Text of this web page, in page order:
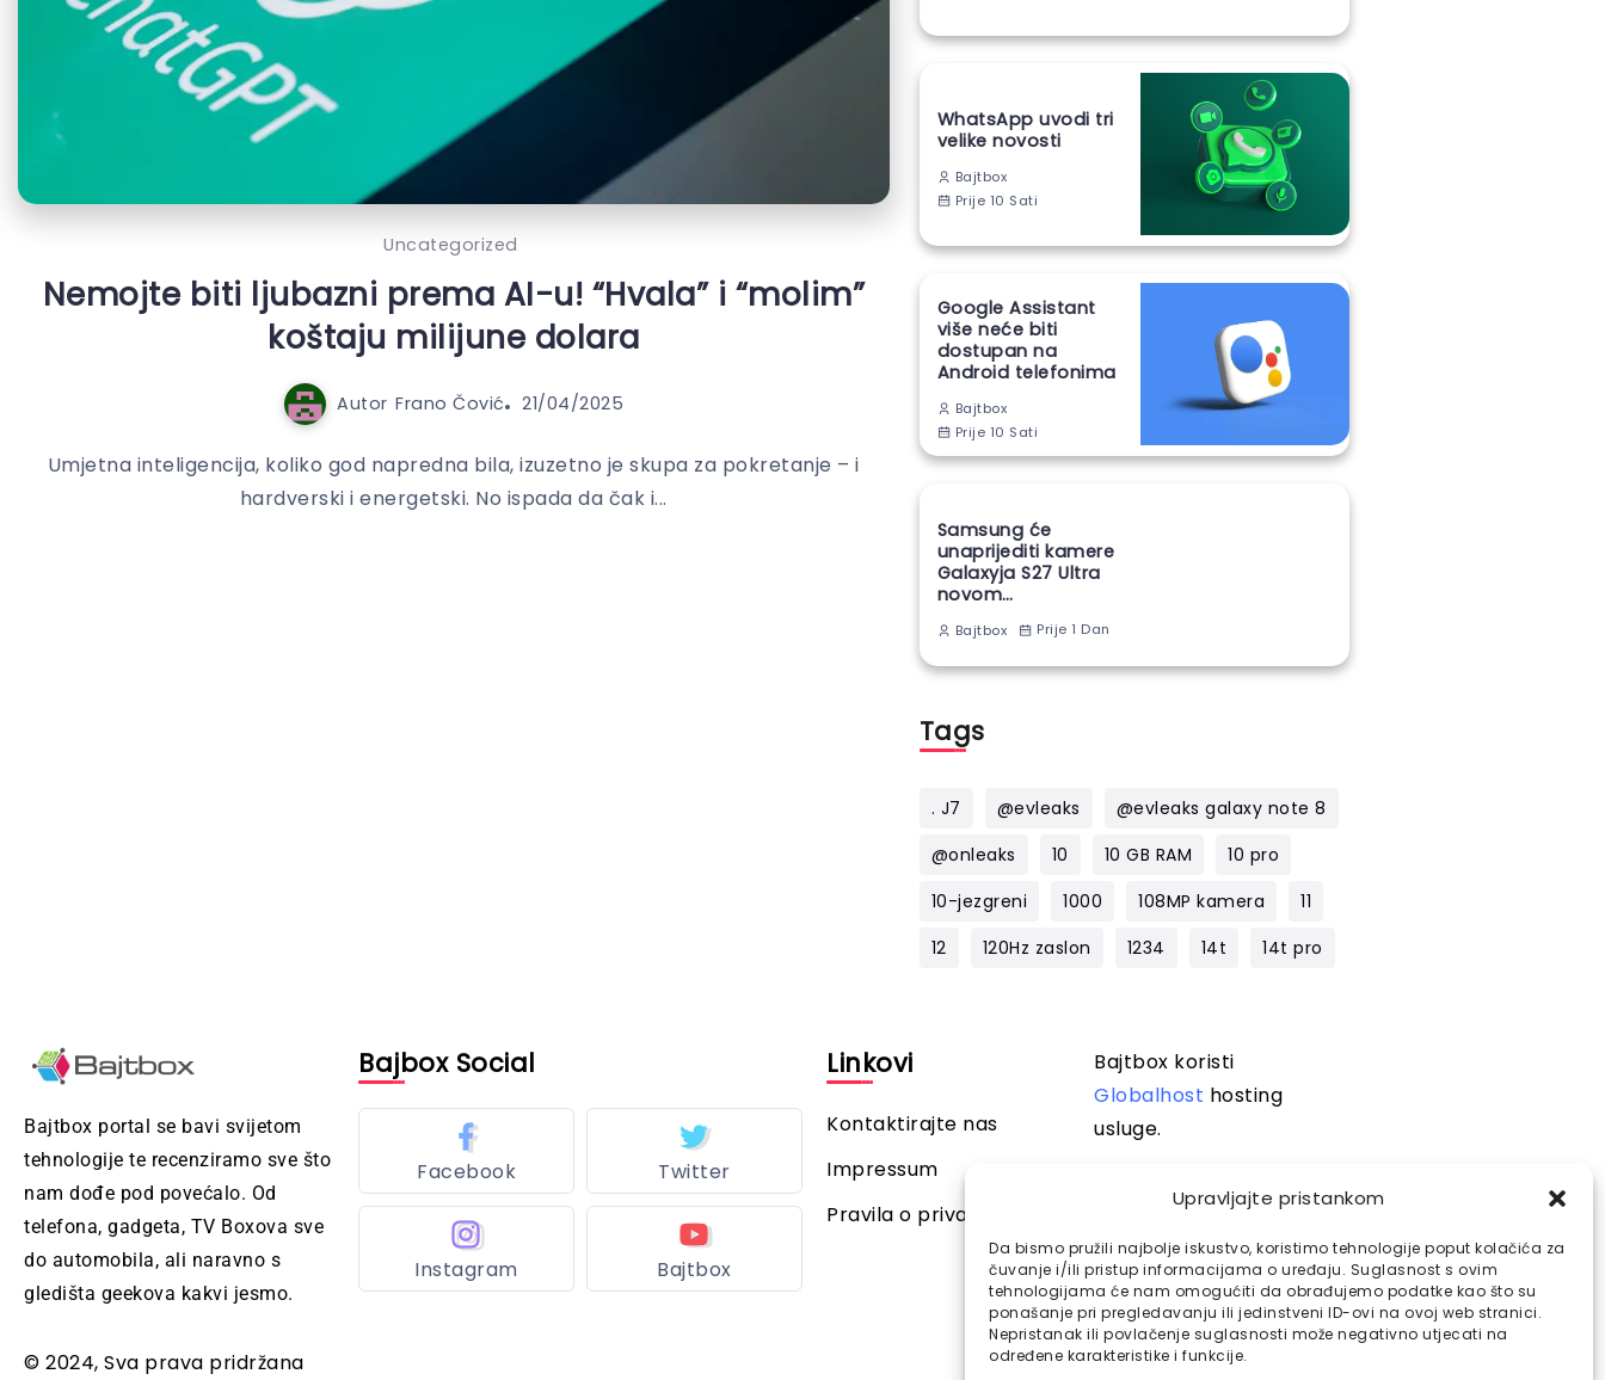
Upravljajte pristankom
Da bismo pružili najbolje iskustvo, koristimo tehnologije poput kolačića za
čuvanje i/ili pristup informacijama o uređaju. Suglasnost s ovim
tehnologijama će nam omogućiti da obrađujemo podatke kao što su
ponašanje pri pregledavanju ili jedinstveni ID-ovi na ovoj web stranici.
Nepristanak ili povlačenje suglasnosti može negativno utjecati na
određene karakteristike i funkcije.
Uncategorized
Nemojte biti ljubazni prema AI-u! “Hvala” i “molim”
koštaju milijune dolara
Autor Frano Čović 21/04/2025
Umjetna inteligencija, koliko god napredna bila, izuzetno je skupa za pokretanje – i
hardverski i energetski. No ispada da čak i...
WhatsApp uvodi tri
velike novosti
Bajtbox
Prije 10 Sati
Google Assistant
više neće biti
dostupan na
Android telefonima
Bajtbox
Prije 10 Sati
Samsung će
unaprijediti kamere
Galaxyja S27 Ultra
novom
tehnikom
Bajtbox Prije 1 Dan
Tags
. J7 @evleaks
@evleaks galaxy note 8
@onleaks
10 10 GB RAM
10 pro
10-jezgreni
1000 108MP kamera
11
12
120Hz zaslon 1234 14t 14t pro
Bajtbox portal se bavi svijetom
tehnologije te recenziramo sve što
nam dođe pod povećalo. Od
telefona, gadgeta, TV Boxova sve
do automobila, ali naravno s
gledišta geekova kakvi jesmo.
© 2024, Sva prava pridržana
Bajbox Social
Facebook Twitter
Instagram Bajtbox
Linkovi
Kontaktirajte nas
Impressum
Pravila o privatnosti
Bajtbox koristi
Globalhost hosting
usluge.